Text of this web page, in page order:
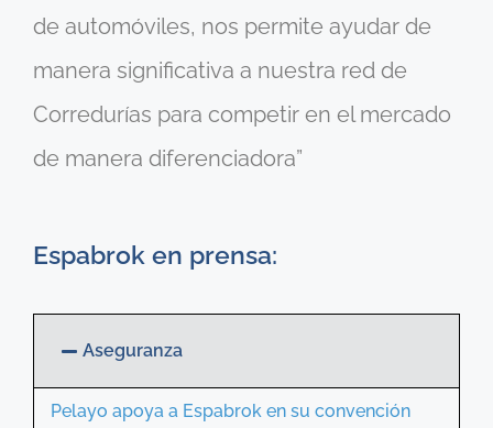
de automóviles, nos permite ayudar de
manera significativa a nuestra red de
Corredurías para competir en el mercado
de manera diferenciadora”
Espabrok en prensa:
Aseguranza
Pelayo apoya a Espabrok en su convención